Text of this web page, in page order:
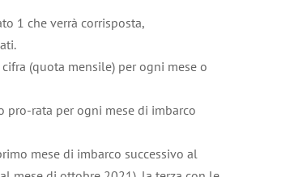
1 che verrà corrisposta,
(quota mensile) per ogni mese o
pro-rata per ogni mese di imbarco
mese di imbarco successivo al